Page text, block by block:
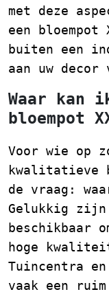
met deze
een
buiten een
aan uw decor
Waar kan
bloempot
Voor wie op
kwalitatieve
de vraag:
Gelukkig
beschikbaar
hoge
Tuincentra en
vaak een